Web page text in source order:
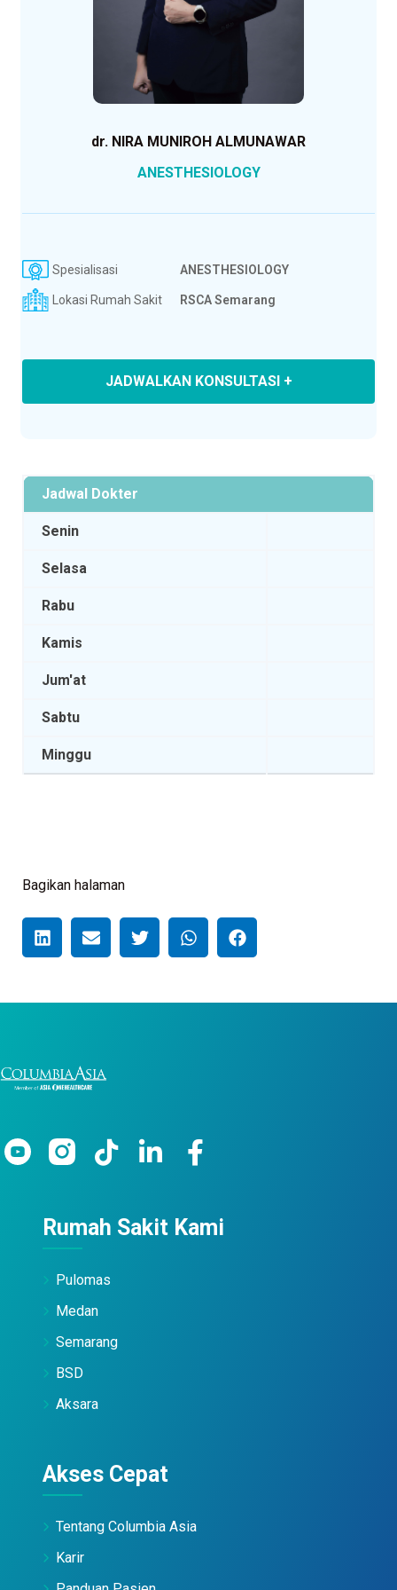
dr. NIRA MUNIROH ALMUNAWAR
ANESTHESIOLOGY
Spesialisasi ANESTHESIOLOGY
Lokasi Rumah Sakit RSCA Semarang
JADWALKAN KONSULTASI +
Jadwal Dokter
Senin
Selasa
Rabu
Kamis
Jum'at
Sabtu
Minggu
Bagikan halaman
Rumah Sakit Kami
Pulomas
Medan
Semarang
BSD
Aksara
Akses Cepat
Tentang Columbia Asia
Karir